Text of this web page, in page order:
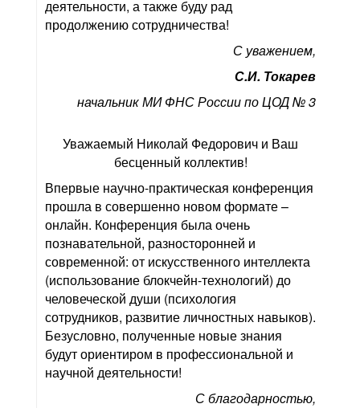
деятельности, а также буду рад
продолжению сотрудничества!
С уважением,
С.И. Токарев
начальник МИ ФНС России по ЦОД № 3
Уважаемый Николай Федорович и Ваш
бесценный коллектив!
Впервые научно-практическая конференция
прошла в совершенно новом формате –
онлайн. Конференция была очень
познавательной, разносторонней и
современной: от искусственного интеллекта
(использование блокчейн-технологий) до
человеческой души (психология
сотрудников, развитие личностных навыков).
Безусловно, полученные новые знания
будут ориентиром в профессиональной и
научной деятельности!
С благодарностью,